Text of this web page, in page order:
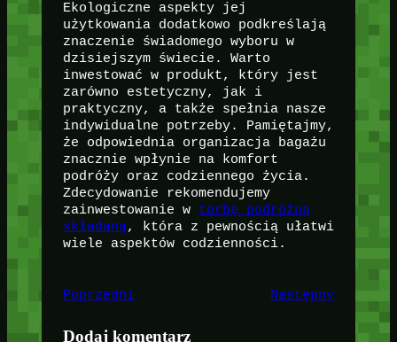
Ekologiczne aspekty jej
użytkowania dodatkowo podkreślają
znaczenie świadomego wyboru w
dzisiejszym świecie. Warto
inwestować w produkt, który jest
zarówno estetyczny, jak i
praktyczny, a także spełnia nasze
indywidualne potrzeby. Pamiętajmy,
że odpowiednia organizacja bagażu
znacznie wpłynie na komfort
podróży oraz codziennego życia.
Zdecydowanie rekomendujemy
zainwestowanie w torbę podróżną
składaną, która z pewnością ułatwi
wiele aspektów codzienności.
Poprzedni Następny
Dodaj komentarz